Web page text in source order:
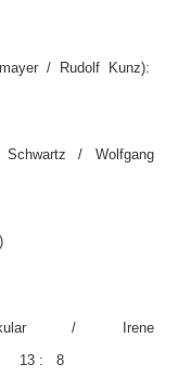
/ Rudolf Kunz):
/ Wolfgang
Jens Woldag)
/ Irene
: 8